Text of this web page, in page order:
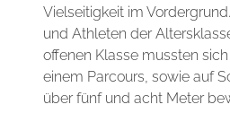
Vielseitigkeit im
und Athleten der
offenen Klasse mussten
einem Parcours, sowie auf
über fünf und acht Meter